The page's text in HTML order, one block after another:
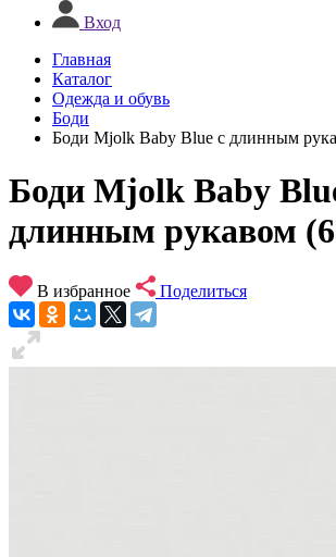
Вход
Главная
Каталог
Одежда и обувь
Боди
Боди Mjolk Baby Blue с длинным
Боди Mjolk Baby
длинным рукавом
В избранное Поделиться